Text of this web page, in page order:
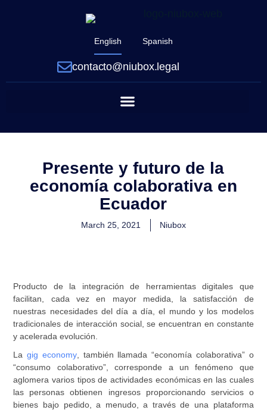
contacto@niubox.legal
English Spanish
Presente y futuro de la
economía colaborativa en
Ecuador
March 25, 2021 Niubox
Producto de la integración de herramientas digitales que
facilitan, cada vez en mayor medida, la satisfacción de
nuestras necesidades del día a día, el mundo y los modelos
tradicionales de interacción social, se encuentran en constante
y acelerada evolución.
Lagig economy, también llamada “economía colaborativa” o
“consumo colaborativo”, corresponde a un fenómeno que
aglomera varios tipos de actividades económicas en las cuales
las personas obtienen ingresos proporcionando servicios o
bienes bajo pedido, a menudo, a través de una plataforma